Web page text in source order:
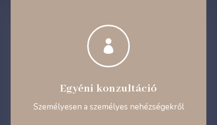

Egyéni konzultáció
Személyesen a személyes nehézségekről